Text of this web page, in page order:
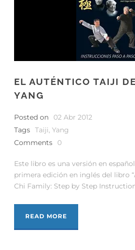
EL AUTÉNTICO TAIJI
YANG
Posted on
02 Abr 2012
Tags Taiji, Yang
Comments
0
Este libro es una versión en
primera edición en inglés del libro
Chi Family: Step by Step
READ MORE